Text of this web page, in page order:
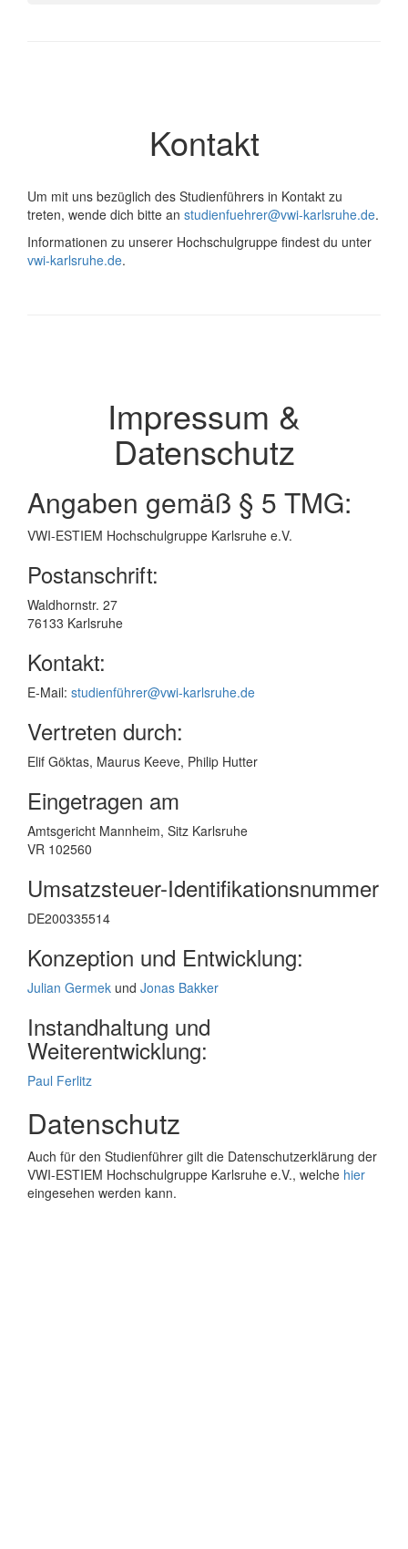
Kontakt
Um mit uns bezüglich des Studienführers in Kontakt zu
treten, wende dich bitte an studienfuehrer@vwi-karlsruhe.de.
Informationen zu unserer Hochschulgruppe findest du unter
vwi-karlsruhe.de.
Impressum &
Datenschutz
Angaben gemäß § 5 TMG:
VWI-ESTIEM Hochschulgruppe Karlsruhe e.V.
Postanschrift:
Waldhornstr. 27
76133 Karlsruhe
Kontakt:
E-Mail: studienführer@vwi-karlsruhe.de
Vertreten durch:
Elif Göktas, Maurus Keeve, Philip Hutter
Eingetragen am
Amtsgericht Mannheim, Sitz Karlsruhe
VR 102560
Umsatzsteuer-Identifikationsnummer
DE200335514
Konzeption und Entwicklung:
Julian Germek und Jonas Bakker
Instandhaltung und
Weiterentwicklung:
Paul Ferlitz
Datenschutz
Auch für den Studienführer gilt die Datenschutzerklärung der
VWI-ESTIEM Hochschulgruppe Karlsruhe e.V., welche hier
eingesehen werden kann.